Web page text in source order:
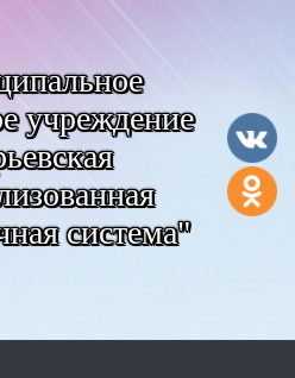
учреждение
система"